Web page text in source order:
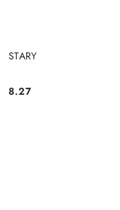
STARY
Cena:
8.27